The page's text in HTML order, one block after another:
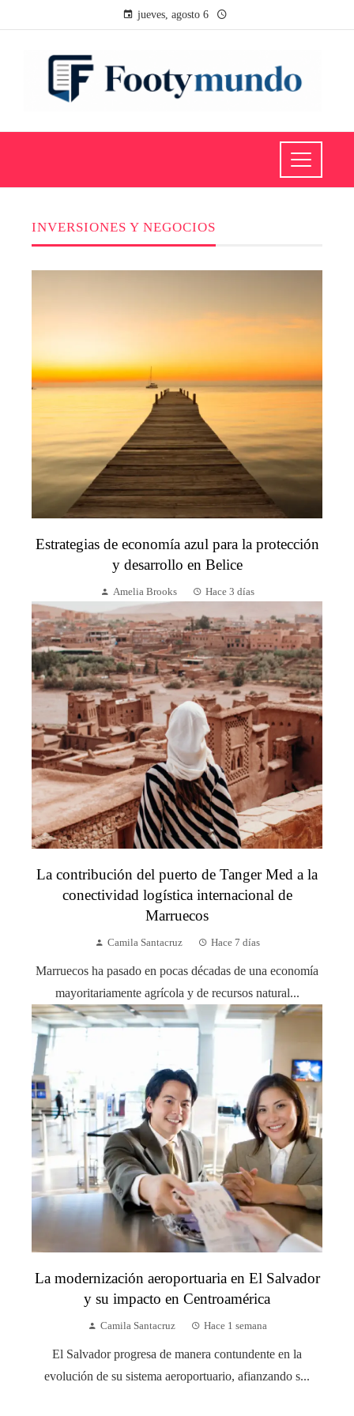
jueves, agosto 6
INVERSIONES Y NEGOCIOS
Estrategias de economía azul para la protección
y desarrollo en Belice
Amelia Brooks Hace 3 días
La contribución del puerto de Tanger Med a la
conectividad logística internacional de
Marruecos
Camila Santacruz Hace 7 días
Marruecos ha pasado en pocas décadas de una economía
mayoritariamente agrícola y de recursos natural...
La modernización aeroportuaria en El Salvador
y su impacto en Centroamérica
Camila Santacruz Hace 1 semana
El Salvador progresa de manera contundente en la
evolución de su sistema aeroportuario, afianzando s...